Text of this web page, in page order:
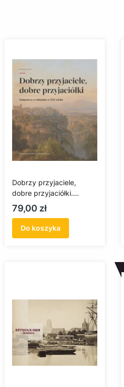
Dobrzy przyjaciele,
dobre przyjaciółki.
Malarstwo w Gdańsku w
XIX wieku
Cena
79,00 zł
Do koszyka